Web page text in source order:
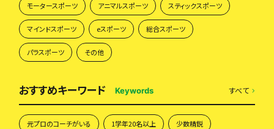
モータースポーツ アニマルスポーツ スティックスポーツ
マインドスポーツ eスポーツ 総合スポーツ
パラスポーツ その他
おすすめキーワード Keywords すべて
元プロのコーチがいる 1学年20名以上 少数精鋭